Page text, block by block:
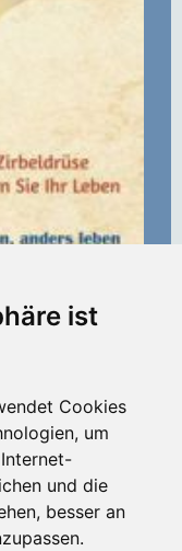
ist
Cookies
um
und die
besser an
auf das Bild.
lege ich